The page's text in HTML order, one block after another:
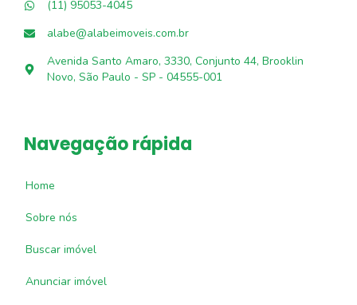
(11) 95053-4045
alabe@alabeimoveis.com.br
Avenida Santo Amaro, 3330, Conjunto 44, Brooklin
Novo, São Paulo - SP - 04555-001
Navegação rápida
Home
Sobre nós
Buscar imóvel
Anunciar imóvel